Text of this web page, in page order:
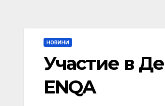
НОВИНИ
Участие в
ENQA